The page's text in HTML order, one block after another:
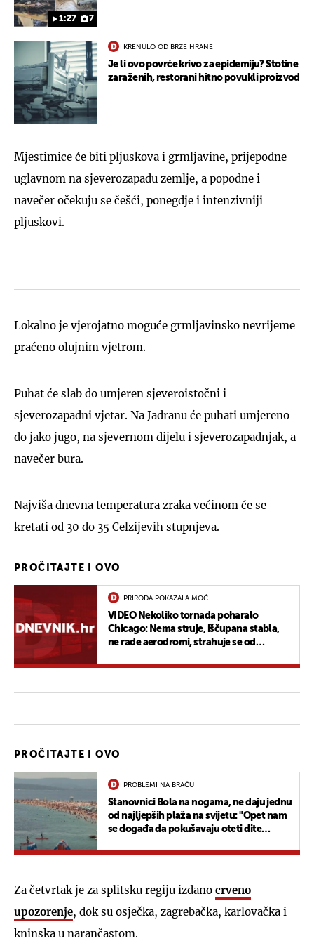
1:27 7
KRENULO OD BRZE HRANE
Je li ovo povrće krivo za epidemiju? Stotine
zaraženih, restorani hitno povukli proizvod
Mjestimice će biti pljuskova i grmljavine, prijepodne
uglavnom na sjeverozapadu zemlje, a popodne i
navečer očekuju se češći, ponegdje i intenzivniji
pljuskovi.
Lokalno je vjerojatno moguće grmljavinsko nevrijeme
praćeno olujnim vjetrom.
Puhat će slab do umjeren sjeveroistočni i
sjeverozapadni vjetar. Na Jadranu će puhati umjereno
do jako jugo, na sjevernom dijelu i sjeverozapadnjak, a
navečer bura.
Najviša dnevna temperatura zraka većinom će se
kretati od 30 do 35 Celzijevih stupnjeva.
PROČITAJTE I OVO
PRIRODA POKAZALA MOĆ
VIDEO Nekoliko tornada poharalo
Chicago: Nema struje, iščupana stabla,
ne rade aerodromi, strahuje se od
PROČITAJTE I OVO
PROBLEMI NA BRAČU
Stanovnici Bola na nogama, ne daju jednu
od najljepših plaža na svijetu: "Opet nam
se događa da pokušavaju oteti dite
Za četvrtak je za splitsku regiju izdano crveno
upozorenje, dok su osječka, zagrebačka, karlovačka i
kninska u narančastom.